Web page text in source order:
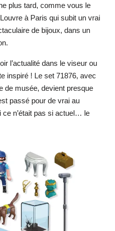
plus tard, comme vous le
à Paris qui subit un vrai
de bijoux, dans un
l’actualité dans le viseur ou
inspiré ! Le set 71876, avec
de musée, devient presque
passé pour de vrai au
ce n’était pas si actuel… le